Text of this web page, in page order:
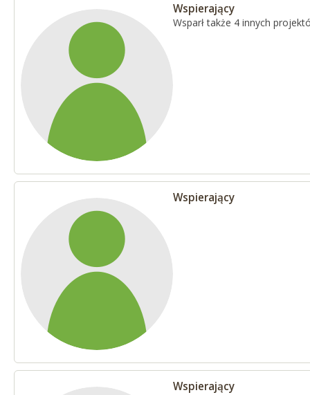
Wspierający
Wsparł także 4 innych
Wspierający
Wspierający